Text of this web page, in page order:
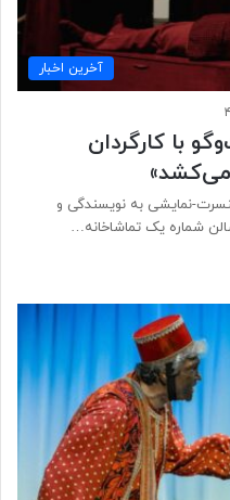
آخرین اخبار
با کارگردان
می‌کشد»
نمایشی به نویسندگی و
شماره یک تماشاخانه…